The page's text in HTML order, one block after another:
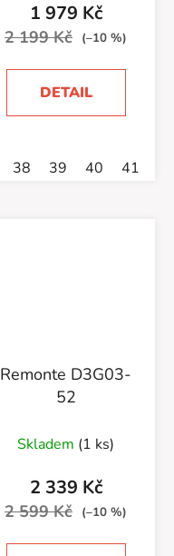
1 979 Kč
2 199 Kč (–10 %)
DETAIL
38 39 40 41
Remonte D3G03-
52
Skladem (1 ks)
2 339 Kč
2 599 Kč (–10 %)